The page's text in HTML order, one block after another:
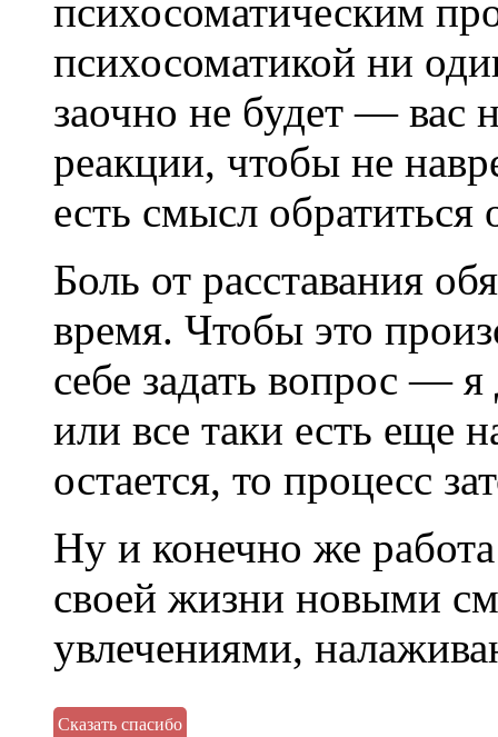
психосоматическим
психосоматикой ни
заочно не будет — вас
реакции, чтобы не
есть смысл обратиться
Боль от расставания
время. Чтобы это
себе задать вопрос —
или все таки есть еще
остается, то процесс
Ну и конечно же
своей жизни новыми
увлечениями,
Сказать спасибо